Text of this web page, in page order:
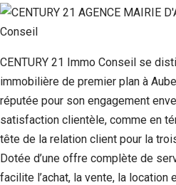
CENTURY 21 Immo Conseil se
immobilière de premier plan à
réputée pour son engagement
satisfaction clientèle, comme en
tête de la relation client pour la
Dotée d’une offre complète de
facilite l’achat, la vente, la